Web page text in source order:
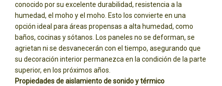
conocido por su excelente durabilidad, resistencia a la
humedad, el moho y el moho. Esto los convierte en una
opción ideal para áreas propensas a alta humedad, como
baños, cocinas y sótanos. Los paneles no se deforman, se
agrietan ni se desvanecerán con el tiempo, asegurando que
su decoración interior permanezca en la condición de la parte
superior, en los próximos años.
Propiedades de aislamiento de sonido y térmico